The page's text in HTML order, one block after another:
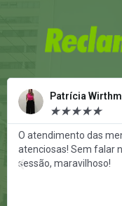
Patrícia
★ ★ ★ ★ ★
O atendimento das
atenciosas! Sem falar
sessão, maravilhoso!
Previous